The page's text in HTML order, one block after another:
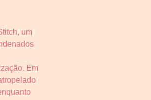
um
Em